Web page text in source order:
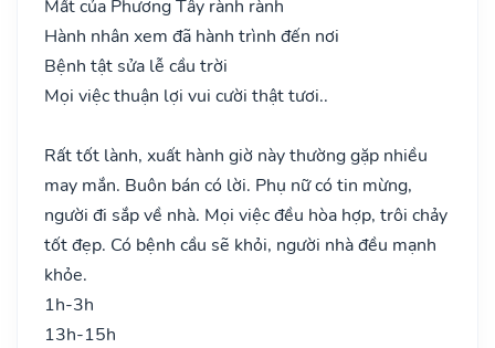
Mất của Phương Tây rành rành
Hành nhân xem đã hành trình đến nơi
Bệnh tật sửa lễ cầu trời
Mọi việc thuận lợi vui cười thật tươi..
Rất tốt lành, xuất hành giờ này thường gặp nhiều
may mắn. Buôn bán có lời. Phụ nữ có tin mừng,
người đi sắp về nhà. Mọi việc đều hòa hợp, trôi chảy
tốt đẹp. Có bệnh cầu sẽ khỏi, người nhà đều mạnh
khỏe.
1h-3h
13h-15h